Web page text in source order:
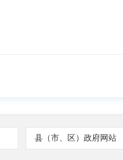
县（市、区）政府网站